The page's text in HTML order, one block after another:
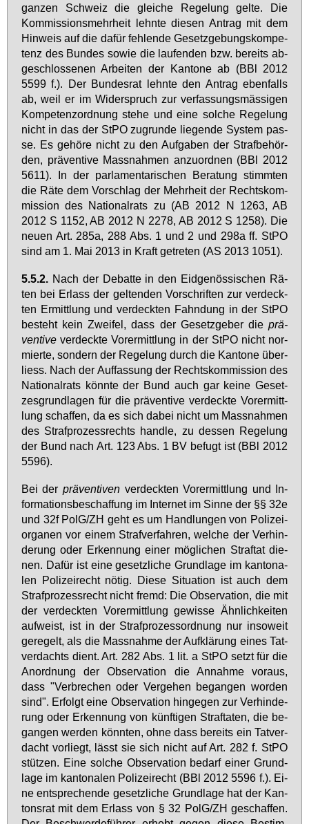
gan­zen Schweiz die glei­che Re­ge­lung gel­te. Die
Kom­mis­si­ons­mehr­heit lehn­te die­sen An­trag mit dem
Hin­weis auf die da­für feh­len­de Ge­setz­ge­bungs­kom­pe­
tenz des Bun­des so­wie die lau­fen­den bzw. be­reits ab­
ge­schlos­se­nen Ar­bei­ten der Kan­to­ne ab (BBl 2012
5599 f.). Der Bun­des­rat lehn­te den An­trag eben­falls
ab, weil er im Wi­der­spruch zur ver­fas­sungs­mäs­si­gen
Kom­pe­tenz­ord­nung ste­he und ei­ne sol­che Re­ge­lung
nicht in das der StPO zu­grun­de lie­gen­de Sys­tem pas­
se. Es ge­hö­re nicht zu den Auf­ga­ben der Straf­be­hör­
den, prä­ven­ti­ve Mass­nah­men an­zu­ord­nen (BBl 2012
5611). In der par­la­men­ta­ri­schen Be­ra­tung stimm­ten
die Rä­te dem Vor­schlag der Mehr­heit der Rechts­kom­
mis­si­on des Na­tio­nal­rats zu (AB 2012 N 1263, AB
2012 S 1152, AB 2012 N 2278, AB 2012 S 1258). Die
neu­en Art. 285a, 288 Abs. 1 und 2 und 298a ff. StPO
sind am 1. Mai 2013 in Kraft ge­tre­ten (AS 2013 1051).
5.5.2. Nach der De­bat­te in den Eid­ge­nös­si­schen Rä­
ten bei Er­lass der gel­ten­den Vor­schrif­ten zur ver­deck­
ten Er­mitt­lung und ver­deck­ten Fahn­dung in der StPO
be­steht kein Zwei­fel, dass der Ge­setz­ge­ber dieprä­
ven­ti­vever­deck­te Vor­er­mitt­lung in der StPO nicht nor­
mier­te, son­dern der Re­ge­lung durch die Kan­to­ne über­
liess. Nach der Auf­fas­sung der Rechts­kom­mis­si­on des
Na­tio­nal­rats könn­te der Bund auch gar kei­ne Ge­set­
zes­grund­la­gen für die prä­ven­ti­ve ver­deck­te Vor­er­mitt­
lung schaf­fen, da es sich da­bei nicht um Mass­nah­men
des Straf­pro­zess­rechts hand­le, zu des­sen Re­ge­lung
der Bund nach Art. 123 Abs. 1 BV be­fugt ist (BBl 2012
5596).
Bei der prä­ven­ti­ven ver­deck­ten Vor­er­mitt­lung und In­
for­ma­ti­ons­be­schaf­fung im In­ter­net im Sin­ne der §§ 32e
und 32f PolG/ZH geht es um Hand­lun­gen von Po­li­zei­
or­ga­nen vor ei­nem Straf­ver­fah­ren, wel­che der Ver­hin­
de­rung oder Er­ken­nung ei­ner mög­li­chen Straf­tat die­
nen. Da­für ist ei­ne ge­setz­li­che Grund­la­ge im kan­to­na­
len Po­li­zei­recht nö­tig. Die­se Si­tua­ti­on ist auch dem
Straf­pro­zess­recht nicht fremd: Die Ob­ser­va­ti­on, die mit
der ver­deck­ten Vor­er­mitt­lung ge­wis­se Ähn­lich­kei­ten
auf­weist, ist in der Straf­pro­zess­ord­nung nur in­so­weit
ge­re­gelt, als die Mass­nah­me der Auf­klä­rung ei­nes Tat­
ver­dachts dient. Art. 282 Abs. 1 lit. a StPO setzt für die
An­ord­nung der Ob­ser­va­ti­on die An­nah­me vor­aus,
dass "Ver­bre­chen oder Ver­ge­hen be­gan­gen wor­den
sind". Er­folgt ei­ne Ob­ser­va­ti­on hin­ge­gen zur Ver­hin­de­
rung oder Er­ken­nung von künf­ti­gen Straf­ta­ten, die be­
gan­gen wer­den könn­ten, oh­ne dass be­reits ein Tat­ver­
dacht vor­liegt, lässt sie sich nicht auf Art. 282 f. StPO
stüt­zen. Ei­ne sol­che Ob­ser­va­ti­on be­darf ei­ner Grund­
la­ge im kan­to­na­len Po­li­zei­recht (BBl 2012 5596 f.). Ei­
ne ent­spre­chen­de ge­setz­li­che Grund­la­ge hat der Kan­
tons­rat mit dem Er­lass von § 32 PolG/ZH ge­schaf­fen.